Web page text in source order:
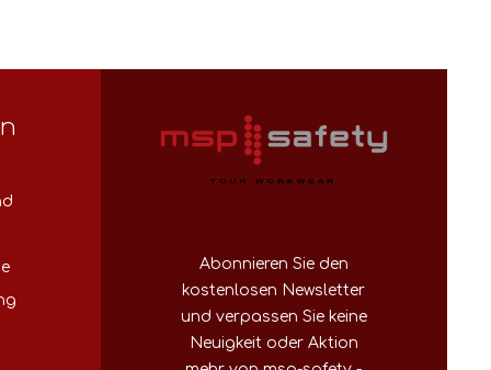
Abonnieren Sie den
kostenlosen Newsletter
und verpassen Sie keine
Neuigkeit oder Aktion